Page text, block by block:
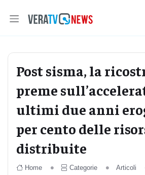
Post sisma, la
preme
ultimi due anni
per cento delle
distribuite
Home Categorie Articoli